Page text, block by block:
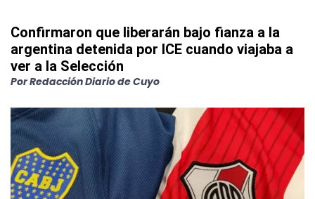
Confirmaron que liberarán bajo fianza a la
argentina detenida por ICE cuando viajaba a
ver a la Selección
PorRedacción Diario de Cuyo